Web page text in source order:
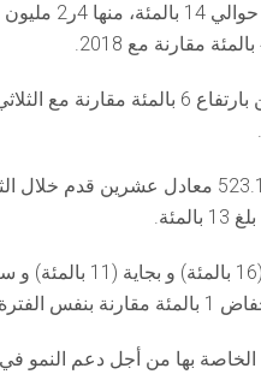
بها من أجل دعم النمو في